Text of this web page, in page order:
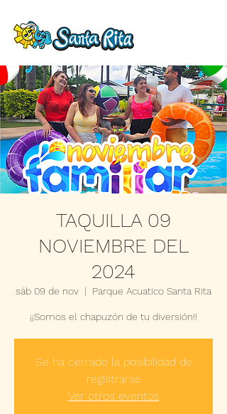
TAQUILLA 09
NOVIEMBRE DEL
2024
sáb 09 de nov
  |
Parque Acuatico Santa Rita
¡¡Somos el chapuzón de tu diversión!!
Se ha cerrado la posibilidad de
registrarse
Ver otros eventos